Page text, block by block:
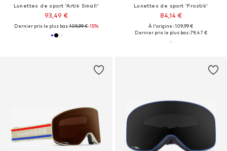
Lunettes de sport 'Artik Small'
93,49 €
Dernier prix le plus bas :109,99 €-15%
Lunettes de sport 'Frostik'
84,14 €
À l'origine : 109,99 €
Dernier prix le plus bas :79,47 €